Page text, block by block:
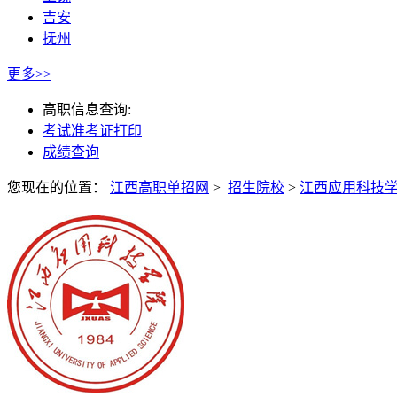
吉安
抚州
更多>>
高职信息查询:
考试准考证打印
成绩查询
您现在的位置： 江西高职单招网 > 招生院校 > 江西应用科技